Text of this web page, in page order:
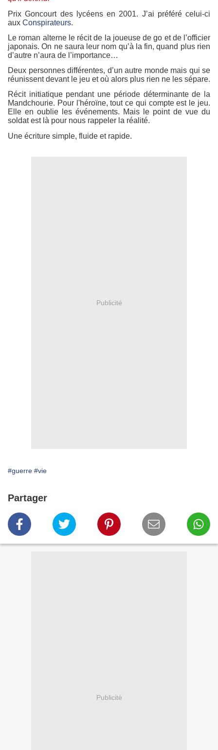
Prix Goncourt des lycéens en 2001. J’ai préféré celui-ci
aux Conspirateurs.
Le roman alterne le récit de la joueuse de go et de l’officier
japonais. On ne saura leur nom qu’à la fin, quand plus rien
d’autre n’aura de l’importance…
Deux personnes différentes, d’un autre monde mais qui se
réunissent devant le jeu et où alors plus rien ne les sépare.
Récit initiatique pendant une période déterminante de la
Mandchourie. Pour l'héroïne, tout ce qui compte est le jeu.
Elle en oublie les événements. Mais le point de vue du
soldat est là pour nous rappeler la réalité.
Une écriture simple, fluide et rapide.
Publicité
#guerre #vie
Partager
Publicité